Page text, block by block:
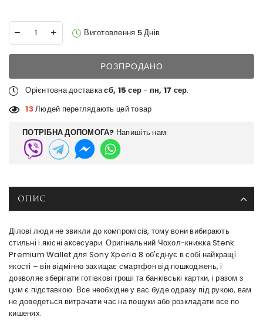
Виготовлення 5 Днів
РОЗПРОДАНО
Орієнтовна доставкасб, 15 сер- пн, 17 сер.
13Людей переглядають цей товар
ПОТРІБНА ДОПОМОГА? Напишіть нам:
ОПИС
Ділові люди не звикли до компромісів, тому вони вибирають
стильні і якісні аксесуари. Оригінальний Чохол-книжка Stenk
Premium Wallet для Sony Xperia 8 об'єднує в собі найкращі
якості – він відмінно захищає смартфон від пошкоджень, і
дозволяє зберігати готівкові гроші та банківські картки, і разом з
цим є підставкою. Все необхідне у вас буде одразу під рукою, вам
не доведеться витрачати час на пошуки або розкладати все по
кишенях.